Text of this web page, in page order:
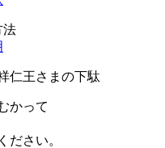
法
王さまの下駄
かって
ださい。